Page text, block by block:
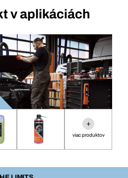
v aplikáciách
+
viac produktov